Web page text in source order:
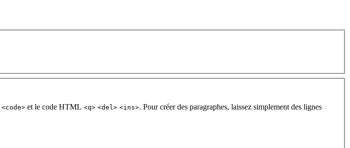
<code> et le code HTML <q> <del> <ins>. Pour créer des paragraphes, laissez simplement des lignes